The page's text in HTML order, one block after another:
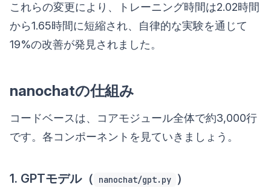
これらの変更により、トレーニング時間は2.02時間
から1.65時間に短縮され、自律的な実験を通じて
19%の改善が発見されました。
nanochatの仕組み
コードベースは、コアモジュール全体で約3,000行
です。各コンポーネントを見ていきましょう。
1. GPTモデル（ nanochat/gpt.py ）